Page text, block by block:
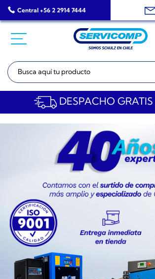
Saltar
al
Central +56 2 2914 7444
Buscar:
DESPACHO